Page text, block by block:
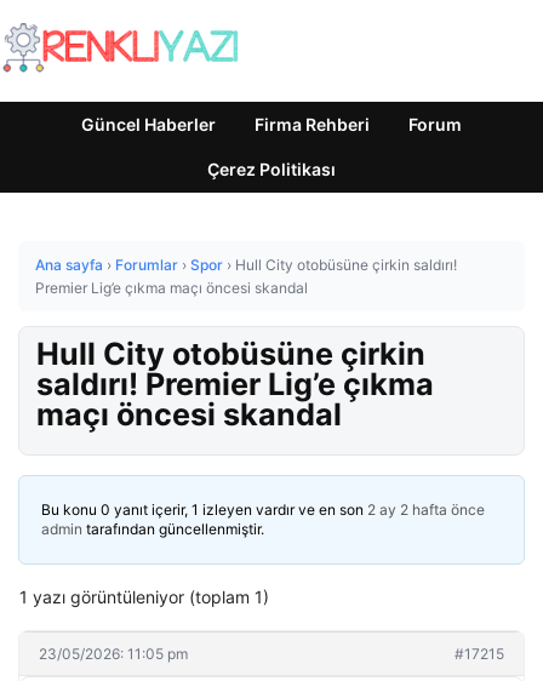
Güncel Haberler Firma Rehberi Forum
Çerez Politikası
Ana sayfa › Forumlar › Spor › Hull City otobüsüne çirkin saldırı!
Premier Lig’e çıkma maçı öncesi skandal
Hull City otobüsüne çirkin
saldırı! Premier Lig’e çıkma
maçı öncesi skandal
Bu konu 0 yanıt içerir, 1 izleyen vardır ve en son 2 ay 2 hafta önce
admin tarafından güncellenmiştir.
1 yazı görüntüleniyor (toplam 1)
23/05/2026: 11:05 pm #17215